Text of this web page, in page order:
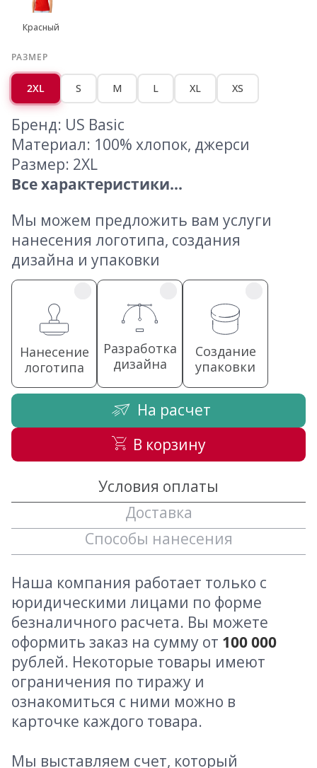
Красный
РАЗМЕР
2XL S M L XL XS
Бренд: US Basic
Материал: 100% хлопок, джерси
Размер: 2XL
Все характеристики...
Мы можем предложить вам услуги
нанесения логотипа, создания
дизайна и упаковки
Нанесение
логотипа
Разработка
дизайна
Создание
упаковки
На расчет
В корзину
Условия оплаты
Доставка
Способы нанесения
Наша компания работает только с
юридическими лицами по форме
безналичного расчета. Вы можете
оформить заказ на сумму от 100 000
рублей. Некоторые товары имеют
ограничения по тиражу и
ознакомиться с ними можно в
карточке каждого товара.
Мы выставляем счет, который